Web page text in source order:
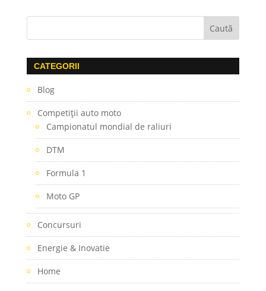
CATEGORII
Blog
Competiţii auto moto
Campionatul mondial de raliuri
DTM
Formula 1
Moto GP
Concursuri
Energie & Inovatie
Home